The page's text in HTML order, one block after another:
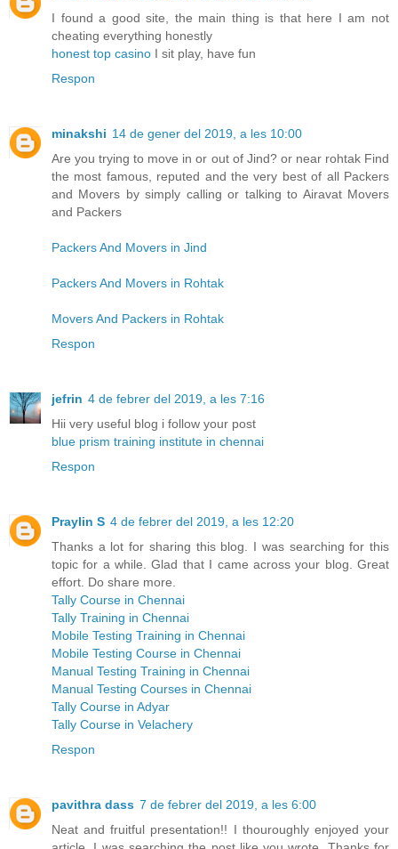
I found a good site, the main thing is that here I am not
cheating everything honestly
honest top casino I sit play, have fun
Respon
minakshi 14 de gener del 2019, a les 10:00
Are you trying to move in or out of Jind? or near rohtak Find
the most famous, reputed and the very best of all Packers
and Movers by simply calling or talking to Airavat Movers
and Packers
Packers And Movers in Jind
Packers And Movers in Rohtak
Movers And Packers in Rohtak
Respon
jefrin 4 de febrer del 2019, a les 7:16
Hii very useful blog i follow your post
blue prism training institute in chennai
Respon
Praylin S 4 de febrer del 2019, a les 12:20
Thanks a lot for sharing this blog. I was searching for this
topic for a while. Glad that I came across your blog. Great
effort. Do share more.
Tally Course in Chennai
Tally Training in Chennai
Mobile Testing Training in Chennai
Mobile Testing Course in Chennai
Manual Testing Training in Chennai
Manual Testing Courses in Chennai
Tally Course in Adyar
Tally Course in Velachery
Respon
pavithra dass 7 de febrer del 2019, a les 6:00
Neat and fruitful presentation!! I thouroughly enjoyed your